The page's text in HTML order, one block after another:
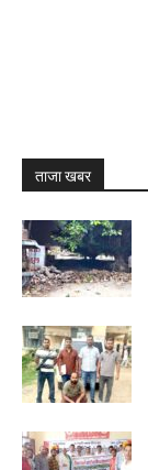
ताजा खबर